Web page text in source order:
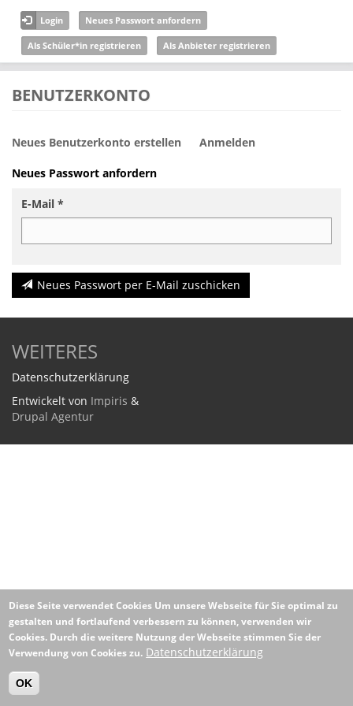
Direkt zum Inhalt
Login Neues Passwort anfordern
Als Schüler*in registrieren Als Anbieter registrieren
BENUTZERKONTO
Haupt-Reiter
Neues Benutzerkonto erstellen Anmelden
Neues Passwort anfordern
E-Mail *
Neues Passwort per E-Mail zuschicken
WEITERES
Datenschutzerklärung
Entwickelt von Impiris &
Drupal Agentur
Diese Seite verwendet Cookies Um unsere Webseite für Sie optimal zu
gestalten und fortlaufend verbessern zu können, verwenden wir
Cookies. Durch die weitere Nutzung der Webseite stimmen Sie der
Verwendung von Cookies zu. Datenschutzerklärung
OK